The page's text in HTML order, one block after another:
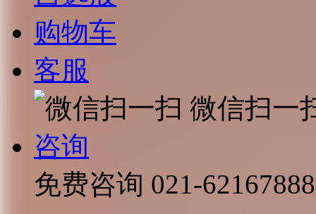
购物车
客服
微信扫一
咨询
免费咨询 021-62167888